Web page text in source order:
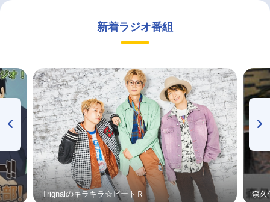
新着ラジオ番組
Trignalのキラキラ☆ビートＲ 森久